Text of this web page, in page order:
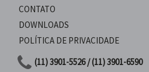
CONTATO
DOWNLOADS
POLÍTICA DE PRIVACIDADE
(11) 3901-5526 / (11) 3901-6590